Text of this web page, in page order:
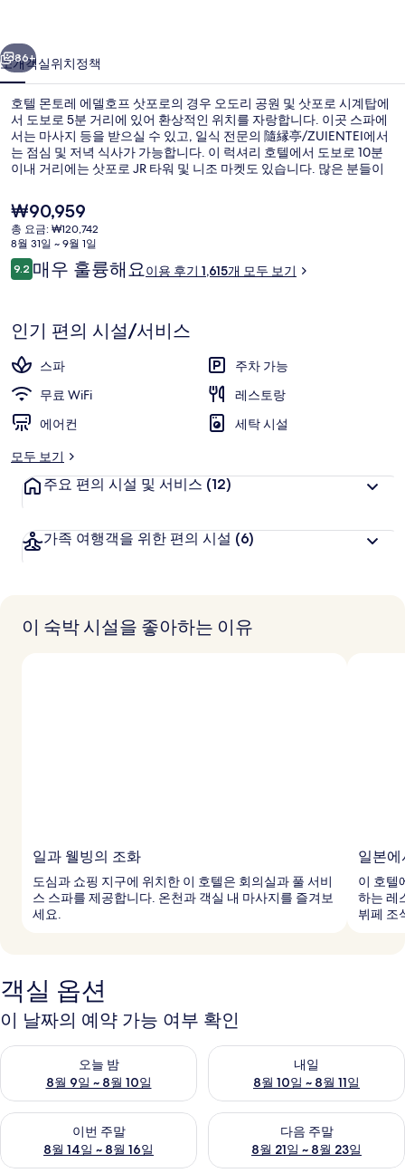
호
프
삿
포
로
의
사
진
갤
리
다음
86+
소개객실위치정책
호텔 몬토레 에델호프 삿포로의 경우 오도리 공원 및 삿포로 시계탑에
서 도보로 5분 거리에 있어 환상적인 위치를 자랑합니다. 이곳 스파에
서는 마사지 등을 받으실 수 있고, 일식 전문의 隨縁亭/ZUIENTEI에서
는 점심 및 저녁 식사가 가능합니다. 이 럭셔리 호텔에서 도보로 10분
이내 거리에는 삿포로 JR 타워 및 니조 마켓도 있습니다. 많은 분들이
역에서 도보로 5분, 니시4초메 정류장에서는 12분 거리에 있어 대중 교
통편을 이용하기 편리합니다.
현
재
가
격
은
₩90,959
총 요금: ₩120,742
8월 31일 ~ 9월 1일
이
용
기
9.210점 만점 중 9.2점.
매우 훌륭해요이용 후기 1,615개 모두 보기
인기 편의 시설/서비스
스파
주차 가능
무료 WiFi
레스토랑
에어컨
세탁 시설
모두 보기
주요 편의 시설 및 서비스 (12)
가족 여행객을 위한 편의 시설 (6)
이 숙박 시설을 좋아하는 이유
일과 웰빙의 조화
도심과 쇼핑 지구에 위치한 이 호텔은 회의실과 풀 서비
스 스파를 제공합니다. 온천과 객실 내 마사지를 즐겨보
세요.
일본
이 호텔
하는 레
뷔페 조
객실 옵션
이 날짜의 예약 가능 여부 확인
오늘 밤
8월 9일 ~ 8월 10일
오늘 밤 예약 가능 여부 확인, 8월 9일 ~ 8월 10일
내일
8월 10일 ~ 8월 11일
내일 예약 가능 여부 확인, 8월
이번 주말
8월 14일 ~ 8월 16일
이번 주말 예약 가능 여부 확인, 8월 14일 ~ 8월 16일
다음 주말
8월 21일 ~ 8월 23일
다음 주말 예약 가능 여부 확인